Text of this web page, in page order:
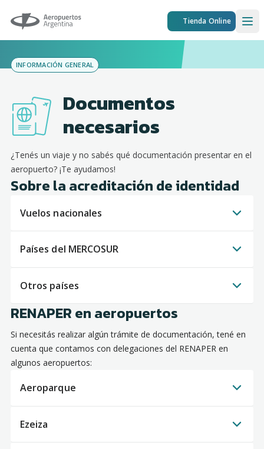
Aeropuertos Argentina Tienda Online
INFORMACIÓN GENERAL
Documentos
necesarios
¿Tenés un viaje y no sabés qué documentación presentar en el
aeropuerto? ¡Te ayudamos!
Sobre la acreditación de identidad
Vuelos nacionales
Países del MERCOSUR
Otros países
RENAPER en aeropuertos
Si necesitás realizar algún trámite de documentación, tené en
cuenta que contamos con delegaciones del RENAPER en
algunos aeropuertos:
Aeroparque
Ezeiza